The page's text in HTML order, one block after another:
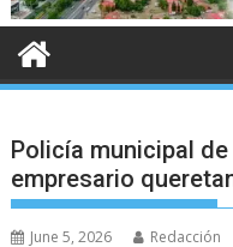
Policía municipal
empresario
June 5, 2026 Redacción